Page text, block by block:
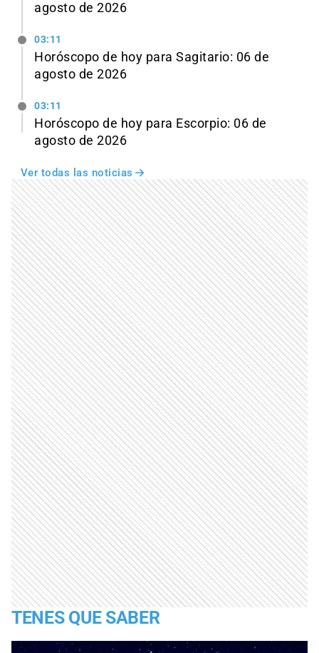
agosto de 2026
03:11
Horóscopo de hoy para Sagitario: 06 de
agosto de 2026
03:11
Horóscopo de hoy para Escorpio: 06 de
agosto de 2026
Ver todas las noticias
TENES QUE SABER